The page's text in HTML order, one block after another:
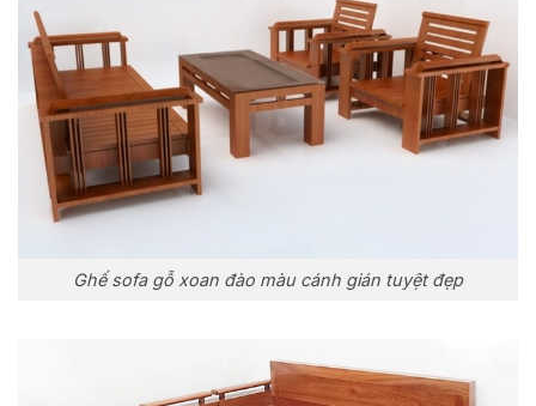
Ghế sofa gỗ xoan đào màu cánh gián tuyệt đẹp